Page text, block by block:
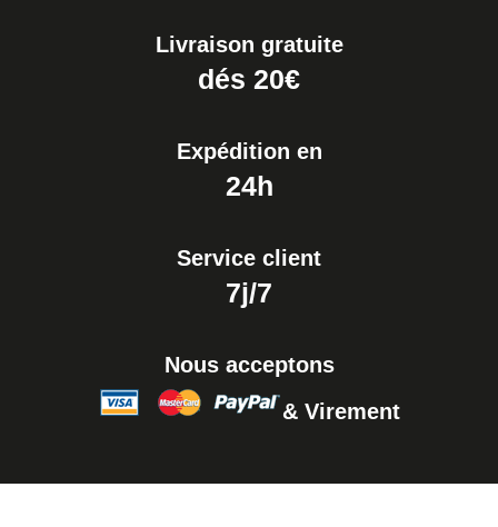
Livraison gratuite
dés 20€
Expédition en
24h
Service client
7j/7
Nous acceptons
& Virement